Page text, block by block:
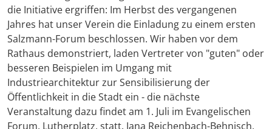
die Initiative ergriffen: Im Herbst des vergangenen
Jahres hat unser Verein die Einladung zu einem ersten
Salzmann-Forum beschlossen. Wir haben vor dem
Rathaus demonstriert, laden Vertreter von "guten" oder
besseren Beispielen im Umgang mit
Industriearchitektur zur Sensibilisierung der
Öffentlichkeit in die Stadt ein - die nächste
Veranstaltung dazu findet am 1. Juli im Evangelischen
Forum, Lutherplatz, statt. Jana Reichenbach-Behnisch,